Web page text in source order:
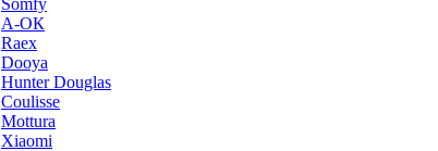
Somfy
А-ОК
Raex
Dooya
Hunter Douglas
Coulisse
Mottura
Xiaomi